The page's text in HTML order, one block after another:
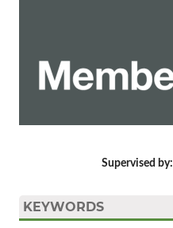
Supervised by:
KEYWORDS